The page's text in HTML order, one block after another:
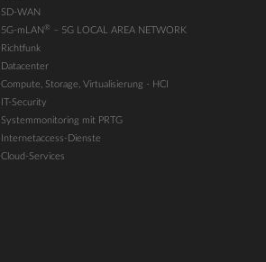
SD-WAN
5G-mLAN® – 5G LOCAL AREA NETWORK
Richtfunk
Datacenter
Compute, Storage, Virtualisierung - HCI
IT-Security
Systemmonitoring mit PRTG
Internetaccess-Dienste
Cloud-Services